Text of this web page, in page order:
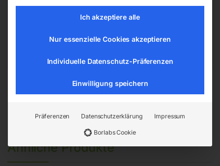
Hannesgrub Nord 19
4911 Ried/Tumeltsham
Ähnliche Produkte
Ich akzeptiere alle
Nur essenzielle Cookies akzeptieren
Individuelle Datenschutz-Präferenzen
Einwilligung speichern
Präferenzen Datenschutzerklärung Impressum
Borlabs Cookie